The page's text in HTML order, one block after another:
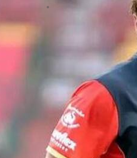
12:55 pm
బెంగళూర్ రాయల్
అందుకుంటుందని
ఆర్సీబీ పాయింట్ల